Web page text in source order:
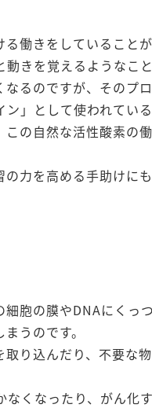
働きをしていること
きを覚えるようなこと
るのですが、そのプ
」として使われている
の自然な活性酸素の
力を高める手助けにも
胞の膜やDNAにくっつ
うのです。
り込んだり、不要な
くなったり、がん化す